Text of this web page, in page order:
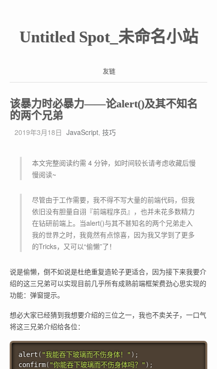
Untitled Spot_未命名小站
友链
该暴力时必暴力——论alert()及其不知名
的两个兄弟
2019年3月18日 JavaScript, 技巧
本文完整阅读约需 4 分钟，如时间较长请考虑收藏后慢
慢阅读~
尽管由于工作需要，我不得不写大量的前端代码，但我
依旧没有胆量自诩『前端程序员』，也并未花多数精力
在钻研前端上。当alert()与其不甚知名的两个兄弟走入
我的世界之时，我竟然有点惊喜，因为我又学到了更多
的Tricks，又可以“偷懒”了！
说是偷懒，倒不如说是杜绝重复造轮子更适合，因为接下来我要介
绍的这三兄弟可以实现目前几乎所有成熟前端框架费劲心思实现的
功能：弹窗提示。
想必大家已经猜到我想要介绍的三位之一，我也不卖关子，一口气
将这三兄弟介绍给各位：
alert ( "我能吞下玻璃而不伤身体！") ;
confirm( "你能吞下玻璃而不伤身体吗？") ;